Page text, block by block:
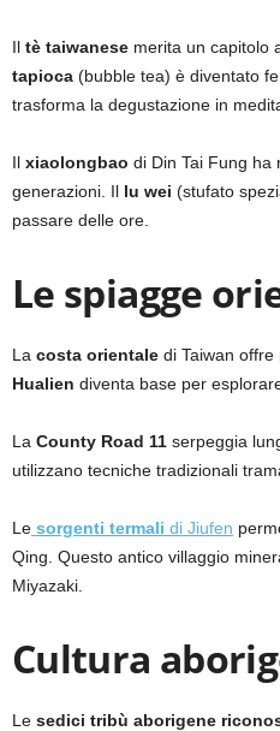
Il tè taiwanese merita un capitolo
tapioca (bubble tea) è diventato
trasforma la degustazione in
Il xiaolongbao di Din Tai Fung ha
generazioni. Il lu wei (stufato
passare delle ore.
Le spiagge
La costa orientale di Taiwan
Hualien diventa base per
La County Road 11 serpeggia
utilizzano tecniche tradizionali
Le sorgenti termali di Jiufen
Qing. Questo antico villaggio
Miyazaki.
Cultura
Le sedici tribù aborigene